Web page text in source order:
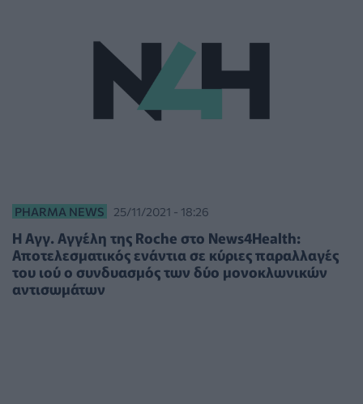
PHARMA NEWS 25/11/2021 - 18:26
Η Αγγ. Αγγέλη της Roche στο News4Health:
Αποτελεσματικός ενάντια σε κύριες παραλλαγές
του ιού ο συνδυασμός των δύο μονοκλωνικών
αντισωμάτων